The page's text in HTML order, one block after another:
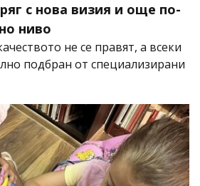
с нова визия и още по-
ниво
не се правят, а всеки
подбран от специализирани